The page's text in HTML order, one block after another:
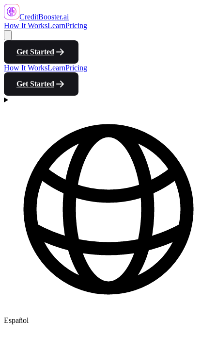
CreditBooster.ai
How It WorksLearnPricing
Get Started
How It WorksLearnPricing
Get Started
Español